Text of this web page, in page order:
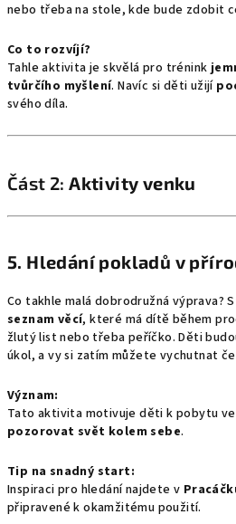
nebo třeba na stole, kde bude zdobit
Co to rozvíjí?
Tahle aktivita je skvělá pro trénink
tvůrčího myšlení. Navíc si děti užijí
svého díla.
Část 2:Aktivity venku
5. Hledání pokladů v
Co takhle malá dobrodružná výprava?
seznam věcí, které má dítě během
žlutý list nebo třeba peříčko. Děti
úkol, a vy si zatím můžete vychutnat
Význam:
Tato aktivita motivuje děti k pobytu
pozorovat svět kolem sebe.
Tip na snadný start:
Inspiraci pro hledání najdete v
připravené k okamžitému použití.